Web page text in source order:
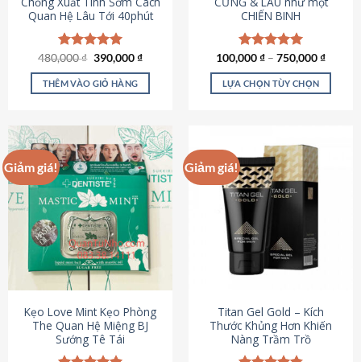
trang
sản
phẩm
trang
sản
phẩm
Quan Hệ Lâu Tới 40phút
Được xếp
hạng5.00
5 sao
480,000₫ Giá
là:
480,000 ₫.
390,000₫Giá
tại
THÊM VÀO GIỎ HÀNG
CHIẾN BINH
Được xếp
hạng5.00
5 sao
100,000₫ – 750,000₫
LỰA CHỌN TÙY CHỌN
có
nhiều
biến
tùy
chọn
có
chọn
trên
trang
Giảm giá!
Kẹo Love Mint Kẹo Phòng
The Quan Hệ Miệng BJ
Sướng Tê Tái
Giảm giá!
Titan Gel Gold – Kích
Thước Khủng Hơn Khiến
Nàng Trầm Trồ